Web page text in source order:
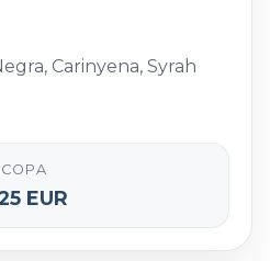
Carinyena, Syrah
COPA
EUR